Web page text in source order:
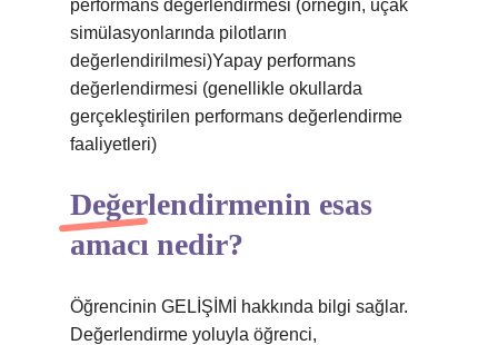
performans değerlendirmesi (örneğin, uçak
simülasyonlarında pilotların
değerlendirilmesi)Yapay performans
değerlendirmesi (genellikle okullarda
gerçekleştirilen performans değerlendirme
faaliyetleri)
Değerlendirmenin esas
amacı nedir?
Öğrencinin GELİŞİMİ hakkında bilgi sağlar.
Değerlendirme yoluyla öğrenci,